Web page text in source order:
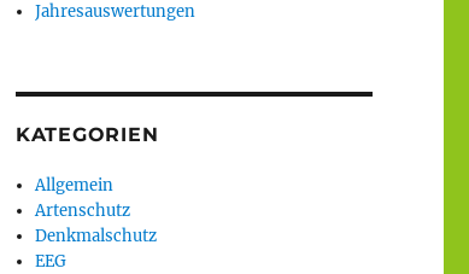
Jahresauswertungen
KATEGORIEN
Allgemein
Artenschutz
Denkmalschutz
EEG